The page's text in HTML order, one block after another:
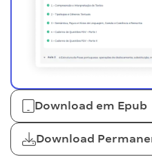
Download em Epub
Download